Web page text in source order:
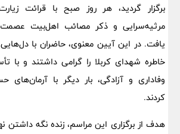
برگزار گردید، هر روز صبح با قرائت
مرثیه‌سرایی و ذکر مصائب اهل‌بیت
یافت. در این آیین معنوی، حاضران با دل‌هایی
خاطره شهدای کربلا را گرامی داشتند و با
وفاداری و آزادگی، بار دیگر با
کردند.
هدف از برگزاری این مراسم، زنده نگه داشتن